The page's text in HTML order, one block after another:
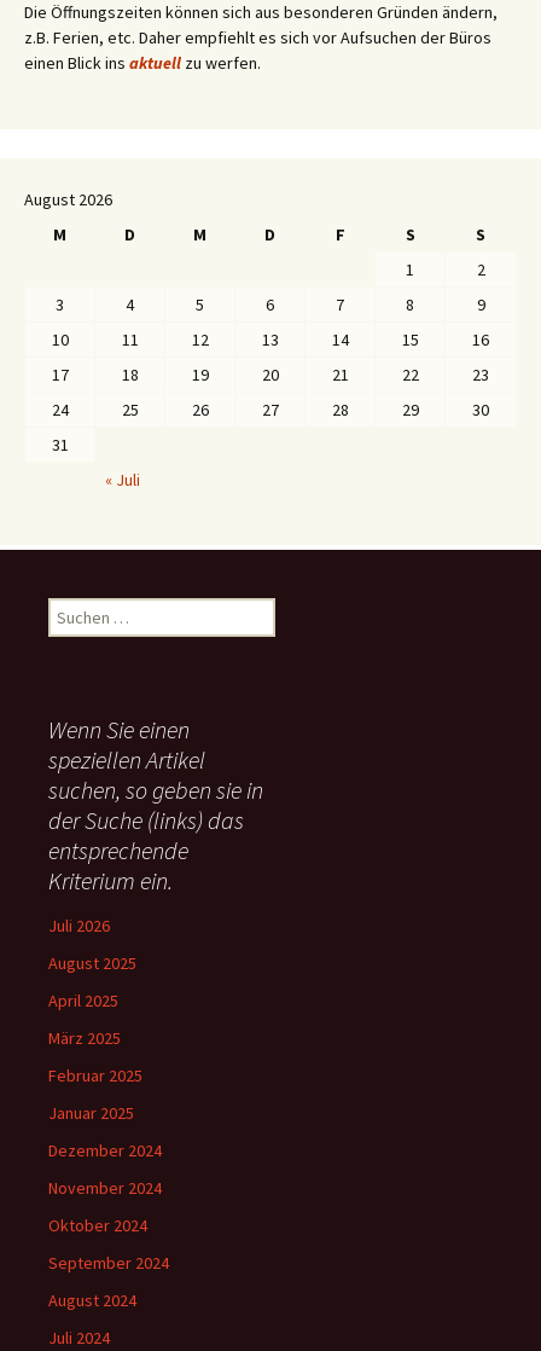
Die Öffnungszeiten können sich aus besonderen Gründen ändern,
z.B. Ferien, etc. Daher empfiehlt es sich vor Aufsuchen der Büros
einen Blick ins aktuell zu werfen.
August 2026
M
D M D F S
S
1
2
3
4 5 6 7 8
9
10
11 12 13 14 15
16
17
18 19 20 21 22
23
24
25 26 27 28 29
30
31
« Juli
u
n
n
a
c
:
Wenn Sie einen
speziellen Artikel
suchen, so geben sie in
der Suche (links) das
entsprechende
Kriterium ein.
Juli 2026
August 2025
April 2025
März 2025
Februar 2025
Januar 2025
Dezember 2024
November 2024
Oktober 2024
September 2024
August 2024
Juli 2024